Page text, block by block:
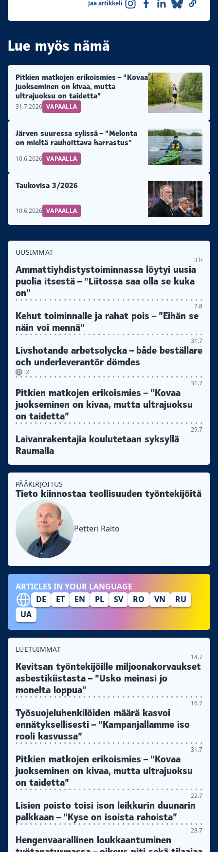
Jaa artikkeli
Lue myös nämä
Pitkien matkojen erikoismies – ”Kovaa
juokseminen on kivaa, mutta
ultrajuoksu on taidetta”
31.7.2026 VAPAALLA
Järven suuressa sylissä – ”Melonta
on mieltä rauhoittava harrastus”
10.6.2026 VAPAALLA
Taukovisa 3/2026
10.6.2026 VAPAALLA
UUSIMMAT
3 h
Ammattiyhdistys­toiminnassa löytyi uusia
puolia itsestä – ”Liitossa saa olla se kuka
on”
7.8
Kehut toiminnalle ja rahat pois – ”Eihän se
näin voi mennä”
31.7
Livshotande arbetsolycka – både beställare
och underleverantör dömdes
+2
31.7
Pitkien matkojen erikoismies – ”Kovaa
juokseminen on kivaa, mutta ultrajuoksu
on taidetta”
29.7
Laivanrakentajia koulutetaan syksyllä
Raumalla
PÄÄKIRJOITUS
Tieto kiinnostaa teollisuuden työntekijöitä
Petteri Raito
ARTICLES IN YOUR LANGUAGE
DE
ET EN PL SV RO VN
RU
UA
LUETUIMMAT
14.7
Kevitsan työntekijöille miljoonakorvaukset
asbestikiistasta – ”Usko meinasi jo
monelta loppua”
16.7
Työsuojeluhenkilöiden määrä kasvoi
ennätyksellisesti – ”Kampanjallamme iso
rooli kasvussa”
31.7
Pitkien matkojen erikoismies – ”Kovaa
juokseminen on kivaa, mutta ultrajuoksu
on taidetta”
22.7
Lisien poisto toisi ison leikkurin duunarin
palkkaan – ”Kyse on isoista rahoista”
28.7
Hengenvaarallinen loukkaantuminen